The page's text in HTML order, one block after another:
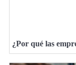
¿Por qué las